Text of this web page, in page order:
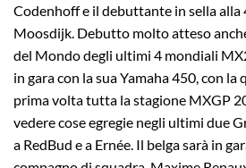
Codenhoff e il debuttante in sella alla
Moosdijk. Debutto molto atteso
del Mondo degli ultimi 4 mondiali
in gara con la sua Yamaha 450, con
prima volta tutta la stagione MXGP
vedere cose egregie negli ultimi due
a RedBud e a Ernée. Il belga sarà in